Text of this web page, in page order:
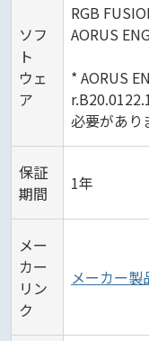
ソフ
ト
ウェ
ア
RGB
AORUS
* AORUS
必要があり
保証
期間
1年
メー
カー
リン
ク
メーカー製